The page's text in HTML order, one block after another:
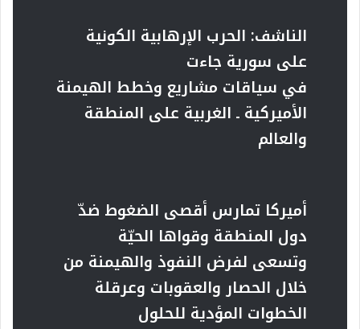
الناشف: الحرب الإرهابية الكونية
على سورية جاءت
في سياقات مشاريع وخطط الهيمنة
الأميركية ـ الغربية على المنطقة
والعالم
أميركا تمارس أقصى الضغوط ضدّ
دول المنطقة وقواها الحيّة
وتسعى لفرض النفوذ والهيمنة من
خلال الحصار والعقوبات وعرقلة
الخطوات المؤدية للحلول